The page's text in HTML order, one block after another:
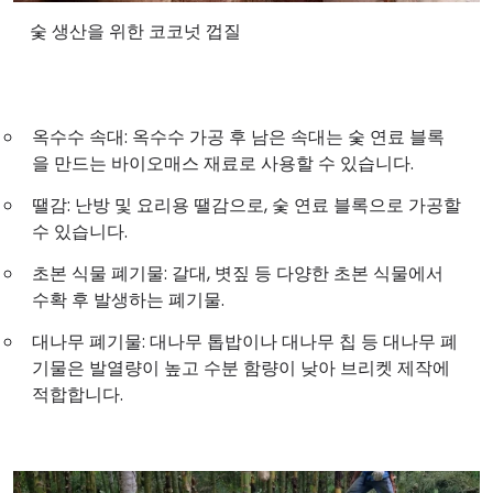
숯 생산을 위한 코코넛 껍질
옥수수 속대: 옥수수 가공 후 남은 속대는 숯 연료 블록
을 만드는 바이오매스 재료로 사용할 수 있습니다.
땔감: 난방 및 요리용 땔감으로, 숯 연료 블록으로 가공할
수 있습니다.
초본 식물 폐기물: 갈대, 볏짚 등 다양한 초본 식물에서
수확 후 발생하는 폐기물.
대나무 폐기물: 대나무 톱밥이나 대나무 칩 등 대나무 폐
기물은 발열량이 높고 수분 함량이 낮아 브리켓 제작에
적합합니다.